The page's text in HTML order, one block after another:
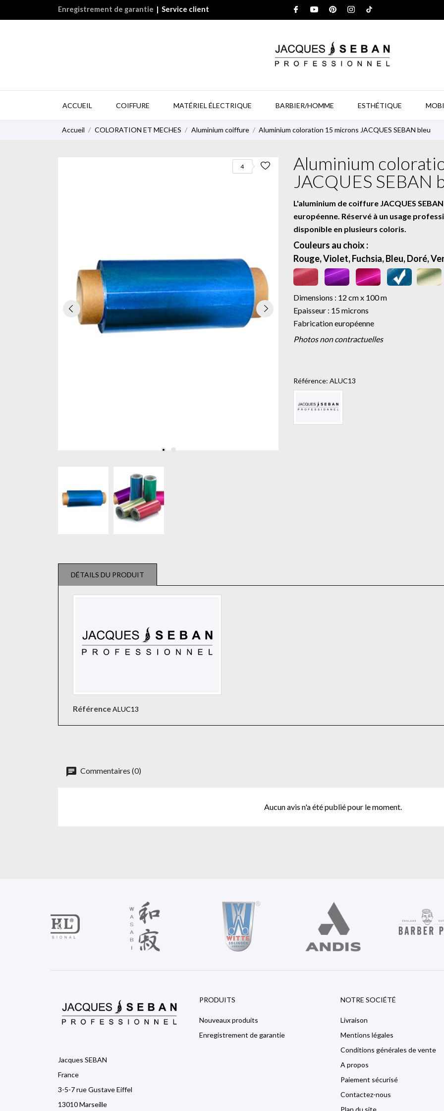
Enregistrement de garantie | Service client
ACCUEIL COIFFURE MATÉRIEL ÉLECTRIQUE BARBIER/HOMME ESTHÉTIQUE
Accueil COLORATION ET MECHES Aluminium coiffure Aluminium coloration 15 microns JACQUES SEBAN bleu
4
Aluminium
JACQUES SEBAN
L'aluminium de coiffure JACQUES
européenne. Réservé à un usage
disponible en plusieurs coloris.
Couleurs au choix :
Rouge, Violet, Fuchsia, Bleu, Doré,
Dimensions : 12 cm x 100 m
Epaisseur : 15 microns
Fabrication européenne
Photos non contractuelles
Référence: ALUC13
DÉTAILS DU PRODUIT
RéférenceALUC13
Commentaires (0)
Aucun avis n'a été publié pour le moment.

Jacques SEBAN
France
3-5-7 rue Gustave Eiffel
13010 Marseille
PRODUITS
Nouveaux produits
Enregistrement de garantie
NOTRE SOCIÉTÉ
Livraison
Mentions légales
Conditions générales de vente
A propos
Paiement sécurisé
Contactez-nous
Plan du site